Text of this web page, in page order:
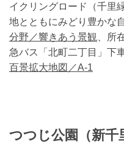
イクリングロード（千里
地とともにみどり豊かな
分野／響きあう景観 、所
急バス「北町二丁目」下
百景拡大地図／A-1
つつじ公園（新千